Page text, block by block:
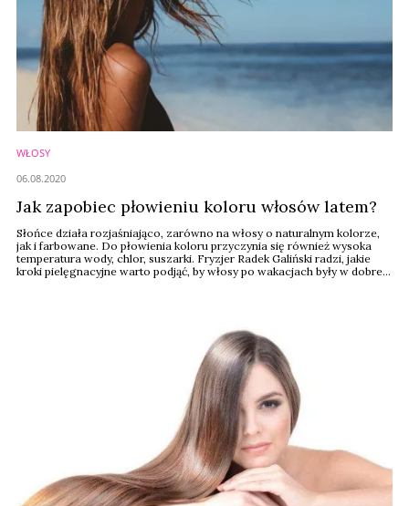
WŁOSY
Jak zapobiec płowieniu koloru włosów latem?
Słońce działa rozjaśniająco, zarówno na włosy o naturalnym kolorze,
jak i farbowane. Do płowienia koloru przyczynia się również wysoka
temperatura wody, chlor, suszarki. Fryzjer Radek Galiński radzi, jakie
kroki pielęgnacyjne warto podjąć, by włosy po wakacjach były w dobrej
06.08.2020